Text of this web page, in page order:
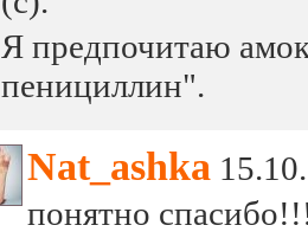
Я предпочитаю
пенициллин".
Nat_ashka
понятно